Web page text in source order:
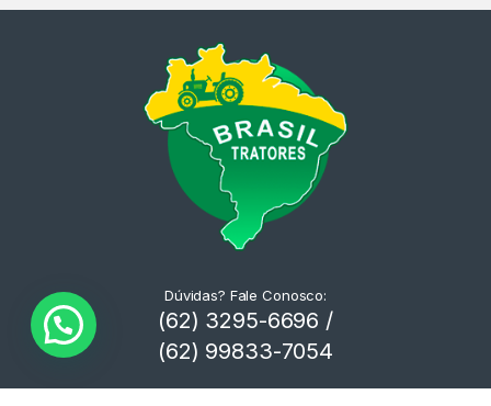
Dúvidas? Fale Conosco:
(62) 3295-6696 /
(62) 99833-7054